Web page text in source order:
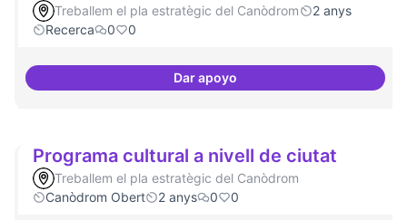
Treballem el pla estratègic del Canòdrom
2 anys
Recerca
0 0
Dar apoyoPilot guifinet nivell ciutat
Programa cultural a nivell de ciutat
Treballem el pla estratègic del Canòdrom
Canòdrom Obert
2 anys 0 0